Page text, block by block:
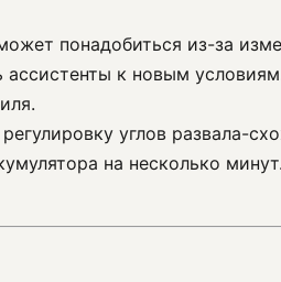
понадобиться из-за
ассистенты к новым
углов развала-
на несколько